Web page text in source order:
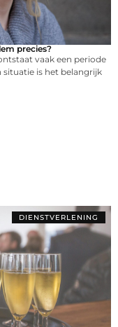
precies?
vaak een periode
situatie is het belangrijk
DIENSTVERLENING